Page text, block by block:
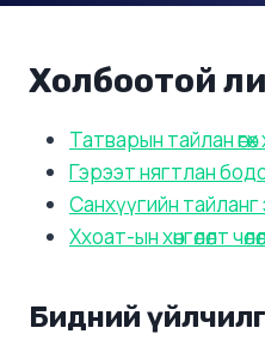
Холбоотой
Татварын тайлан
Гэрээт нягтлан
Санхүүгийн
Ххоат-ын хөнгөлөлт
Бидний